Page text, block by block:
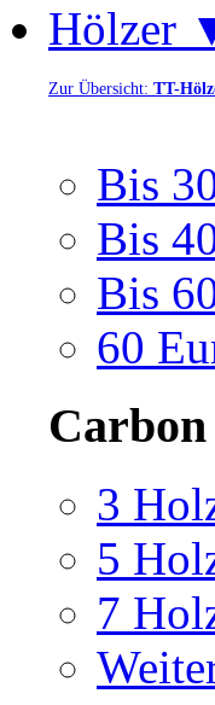
Hölzer
Zur Übersicht: TT-
Bis
Bis
Bis
60
3
5
7